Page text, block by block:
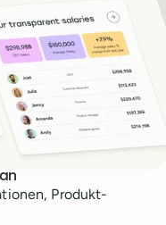
Produkt-